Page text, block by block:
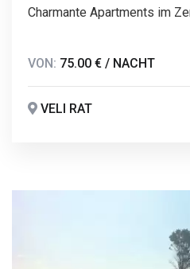
Charmante Apartments im
VON: 75.00 € / NACHT
VELI RAT